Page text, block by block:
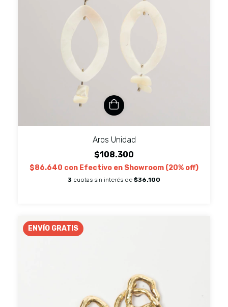
Aros Unidad
$108.300
$86.640 con Efectivo en Showroom (20% off)
3 cuotas sin interés de $36.100
ENVÍO GRATIS